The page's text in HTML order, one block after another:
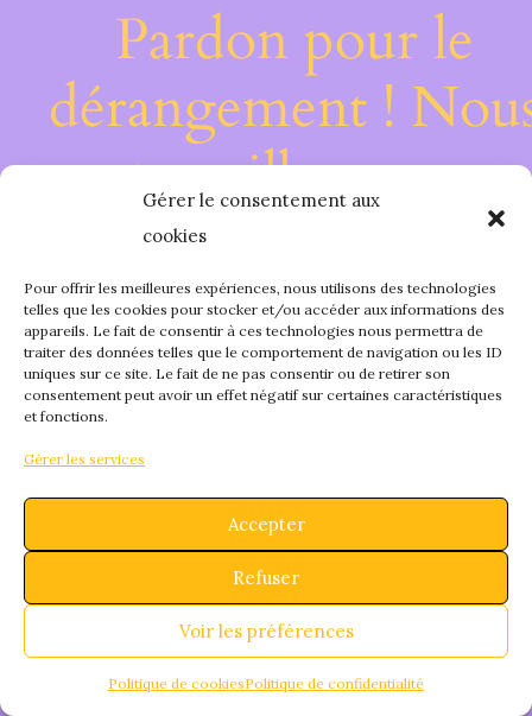
Gérer le consentement aux
cookies
Pour offrir les meilleures expériences, nous utilisons des technologies
telles que les cookies pour stocker et/ou accéder aux informations des
appareils. Le fait de consentir à ces technologies nous permettra de
traiter des données telles que le comportement de navigation ou les ID
uniques sur ce site. Le fait de ne pas consentir ou de retirer son
consentement peut avoir un effet négatif sur certaines caractéristiques
et fonctions.
Gérer les services
Accepter
Refuser
Voir les préférences
Politique de cookiesPolitique de confidentialité
Pardon pour le
dérangement !
travaillons sur
quelque chose de
fantastique –
bientôt !